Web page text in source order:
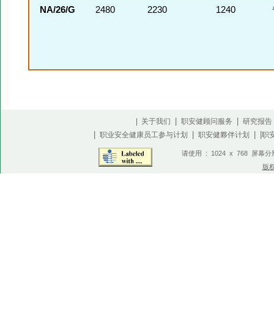
NA/26/G 2480 2230 1240
| 关于我们 职安健顾问服务 研究报告
职业安全健康员工参与计划 职安健夥伴计划 职
请使用 : 1024 x 768 屏幕分
版